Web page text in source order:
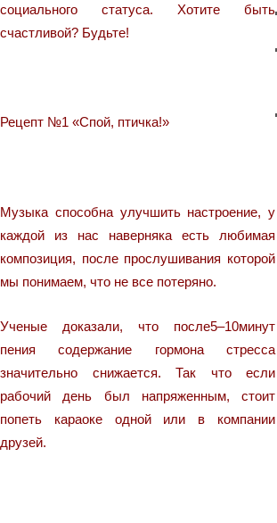
социального статуса. Хотите быть
счастливой? Будьте!
Рецепт №1 «Спой, птичка!»
Музыка способна улучшить настроение, у
каждой из нас наверняка есть любимая
композиция, после прослушивания которой
мы понимаем, что не все потеряно.
Ученые доказали, что после5–10минут
пения содержание гормона стресса
значительно снижается. Так что если
рабочий день был напряженным, стоит
попеть караоке одной или в компании
друзей.